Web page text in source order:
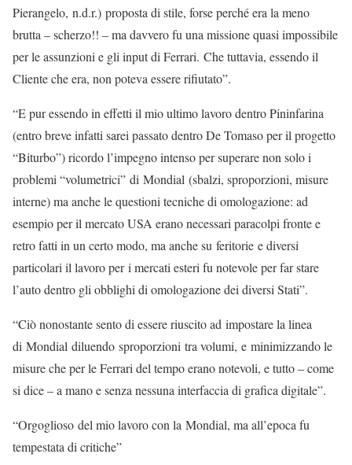
Pierangelo, n.d.r.) proposta di stile, forse perché era la meno
brutta – scherzo!! – ma davvero fu una missione quasi impossibile
per le assunzioni e gli input di Ferrari. Che tuttavia, essendo il
Cliente che era, non poteva essere rifiutato”.
“E pur essendo in effetti il mio ultimo lavoro dentro Pininfarina
(entro breve infatti sarei passato dentro De Tomaso per il progetto
“Biturbo”) ricordo l’impegno intenso per superare non solo i
problemi “volumetrici” di Mondial (sbalzi, sproporzioni, misure
interne) ma anche le questioni tecniche di omologazione: ad
esempio per il mercato USA erano necessari paracolpi fronte e
retro fatti in un certo modo, ma anche su feritorie e diversi
particolari il lavoro per i mercati esteri fu notevole per far stare
l’auto dentro gli obblighi di omologazione dei diversi Stati”.
“Ciò nonostante sento di essere riuscito ad impostare la linea
di Mondial diluendo sproporzioni tra volumi, e minimizzando le
misure che per le Ferrari del tempo erano notevoli, e tutto – come
si dice – a mano e senza nessuna interfaccia di grafica digitale”.
“Orgoglioso del mio lavoro con la Mondial, ma all’epoca fu
tempestata di critiche”